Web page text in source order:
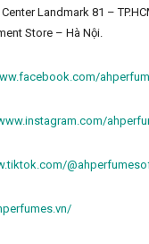
Landmark 81 –
Store – Hà Nội.